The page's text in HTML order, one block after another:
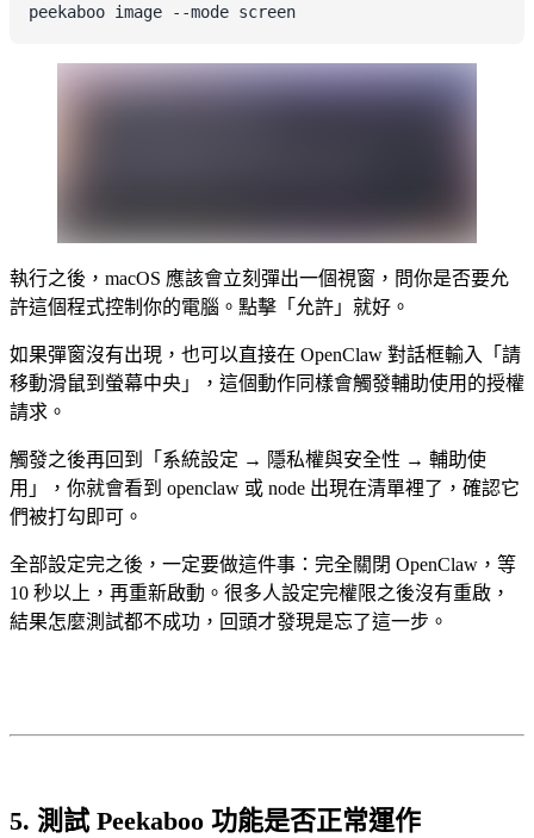
peekaboo image --mode screen
執行之後，macOS 應該會立刻彈出一個視窗，問你是否要允
許這個程式控制你的電腦。點擊「允許」就好。
如果彈窗沒有出現，也可以直接在 OpenClaw 對話框輸入「請
移動滑鼠到螢幕中央」，這個動作同樣會觸發輔助使用的授權
請求。
觸發之後再回到「系統設定 → 隱私權與安全性 → 輔助使
用」，你就會看到 openclaw 或 node 出現在清單裡了，確認它
們被打勾即可。
全部設定完之後，一定要做這件事：完全關閉 OpenClaw，等
10 秒以上，再重新啟動。很多人設定完權限之後沒有重啟，
結果怎麼測試都不成功，回頭才發現是忘了這一步。
5. 測試 Peekaboo 功能是否正常運作